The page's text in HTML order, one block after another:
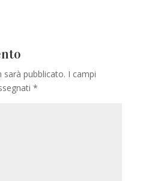
sarà pubblicato. I campi
*